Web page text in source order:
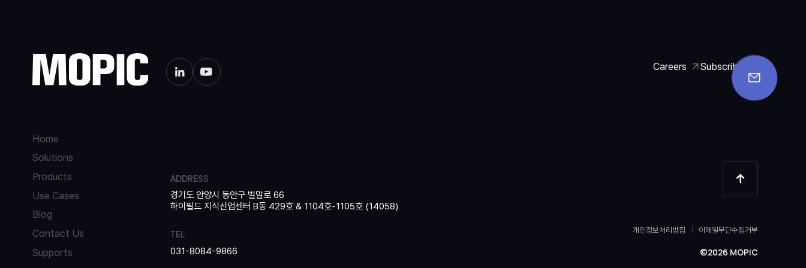
Careers Subscribe
Home
Solutions
Products
Use Cases
Blog
Contact Us
Supports
ADDRESS
경기도 안양시 동안구 벌말로 66
하이필드 지식산업센터 B동 429호 & 1104호-1105호 (14058)
TEL
031-8084-9866
개인정보처리방침 이메일무단수집거부
©2026 MOPIC